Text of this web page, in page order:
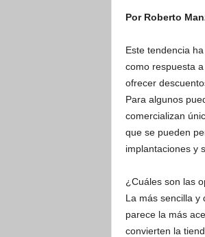
Por Roberto
Este tendencia
como respuesta
ofrecer
Para algunos
comercializan
que se pueden
implantaciones y
¿Cuáles son las
La más sencilla y
parece la más
convierten la